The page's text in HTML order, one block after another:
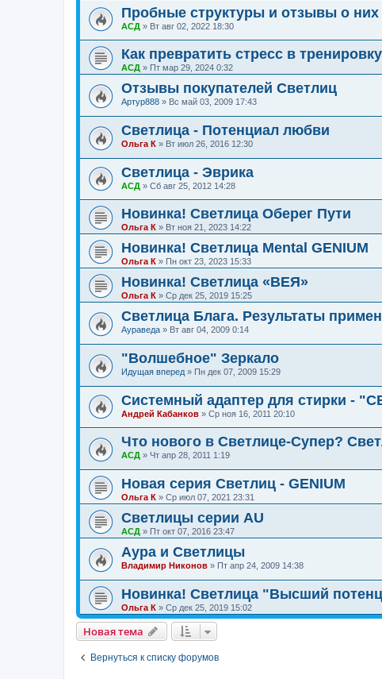
Пробные структуры и отзывы о них
АСД » Вт авг 02, 2022 18:30
Как превратить стресс в тренировку
АСД » Пт мар 29, 2024 0:32
Отзывы покупателей Светлиц
Артур888 » Вс май 03, 2009 17:43
Светлица - Потенциал любви
Ольга К » Вт июл 26, 2016 12:30
Светлица - Эврика
АСД » Сб авг 25, 2012 14:28
Новинка! Светлица Оберег Пути
Ольга К » Вт ноя 21, 2023 14:22
Новинка! Светлица Mental GENIUM
Ольга К » Пн окт 23, 2023 15:33
Новинка! Светлица «ВЕЯ»
Ольга К » Ср дек 25, 2019 15:25
Светлица Блага. Результаты
Аураведа » Вт авг 04, 2009 0:14
"Волшебное" Зеркало
Идущая вперед » Пн дек 07, 2009 15:29
Системный адаптер для стирки -
Андрей Кабанков » Ср ноя 16, 2011 20:10
Что нового в Светлице-Супер?
АСД » Чт апр 28, 2011 1:19
Новая серия Светлиц - GENIUM
Ольга К » Ср июл 07, 2021 23:31
Светлицы серии AU
АСД » Пт окт 07, 2016 23:47
Аура и Светлицы
Владимир Никонов » Пт апр 24, 2009 14:38
Новинка! Светлица "Высший
Ольга К » Ср дек 25, 2019 15:02
Новая тема
Вернуться к списку форумов